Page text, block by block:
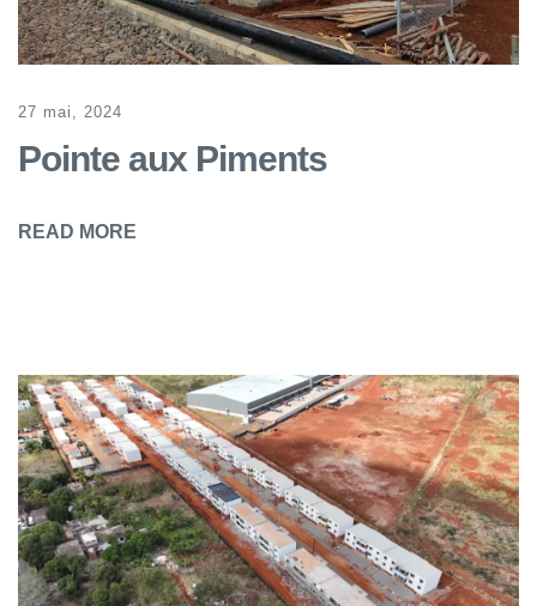
27 mai, 2024
Pointe aux Piments
READ MORE